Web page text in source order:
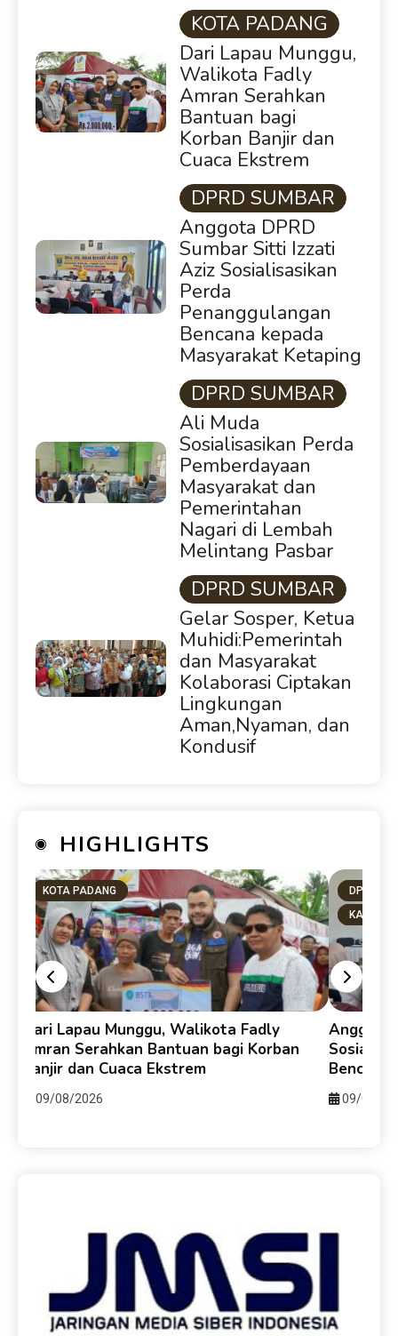
KOTA PADANG
Dari Lapau Munggu,
Walikota Fadly
Amran Serahkan
Bantuan bagi
Korban Banjir dan
Cuaca Ekstrem
DPRD SUMBAR
Anggota DPRD
Sumbar Sitti Izzati
Aziz Sosialisasikan
Perda
Penanggulangan
Bencana kepada
Masyarakat Ketaping
DPRD SUMBAR
Ali Muda
Sosialisasikan Perda
Pemberdayaan
Masyarakat dan
Pemerintahan
Nagari di Lembah
Melintang Pasbar
DPRD SUMBAR
Gelar Sosper, Ketua
Muhidi:Pemerintah
dan Masyarakat
Kolaborasi Ciptakan
Lingkungan
Aman,Nyaman, dan
Kondusif
HIGHLIGHTS
KOTA PADANG
Dari Lapau Munggu, Walikota Fadly
Amran Serahkan Bantuan bagi Korban
Banjir dan Cuaca Ekstrem
09/08/2026
DPRD
KAB.
Anggota
Bencana
09/08/